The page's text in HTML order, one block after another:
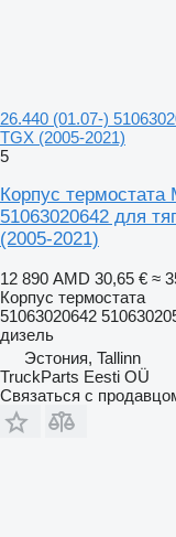
26.440 (01.07-)
TGX (2005-2021)
5
Корпус термостата
51063020642 для
(2005-2021)
12 890 AMD 30,65 € ≈
Корпус термостата
51063020642
дизель
Эстония, Tallinn
TruckParts Eesti OÜ
Связаться с